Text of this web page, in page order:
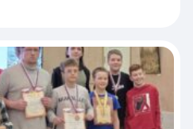
вечера: Репетиции
сцене
и конкурсных…